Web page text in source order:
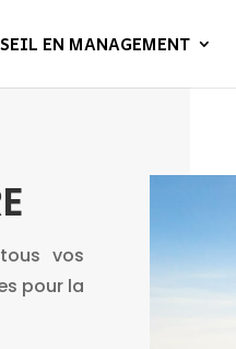
EN MANAGEMENT
vos
pour la